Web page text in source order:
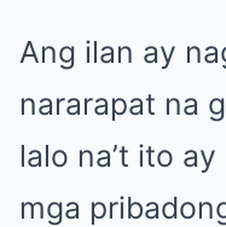
Ang ilan ay
nararapat na
lalo na’t ito
mga